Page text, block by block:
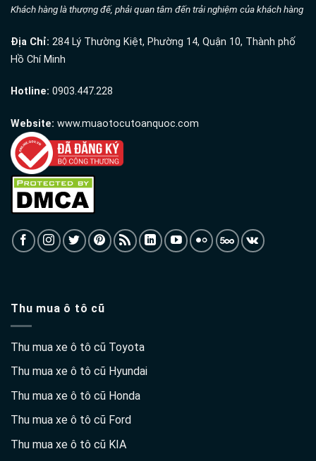
Khách hàng là thượng đế, phải quan tâm đến trải nghiệm của khách hàng
Địa Chỉ: 284 Lý Thường Kiệt, Phường 14, Quận 10, Thành phố
Hồ Chí Minh
Hotline: 0903.447.228
Website: www.muaotocutoanquoc.com
Thu mua ô tô cũ
Thu mua xe ô tô cũ Toyota
Thu mua xe ô tô cũ Hyundai
Thu mua xe ô tô cũ Honda
Thu mua xe ô tô cũ Ford
Thu mua xe ô tô cũ KIA